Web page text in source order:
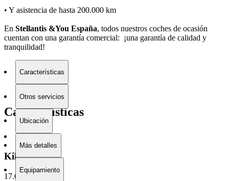
• Y asistencia de hasta 200.000 km
En Stellantis &You España, todos nuestros coches de ocasión
cuentan con una garantía comercial: ¡una garantía de calidad y
tranquilidad!
Características
Otros servicios
Ubicación
Más detalles
Equipamiento
Características
Kilometraje
17.602 km